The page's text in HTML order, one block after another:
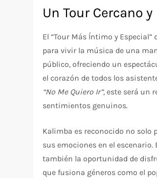
Un Tour Cercano
El “Tour Más Íntimo y
para vivir la música de una
público, ofreciendo un
el corazón de todos los
“No Me Quiero Ir”, este será un
sentimientos genuinos.
Kalimba es reconocido no
sus emociones en el
también la oportunidad de
que fusiona géneros como el